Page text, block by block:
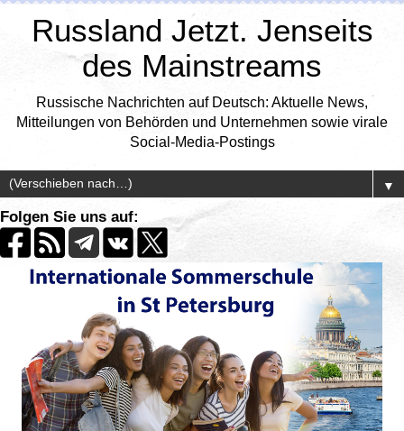
Russland Jetzt. Jenseits
des Mainstreams
Russische Nachrichten auf Deutsch: Aktuelle News,
Mitteilungen von Behörden und Unternehmen sowie virale
Social-Media-Postings
▼
Folgen Sie uns auf: